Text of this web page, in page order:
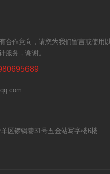
合作意向，请您为我们留言或使用
服务，谢谢。
区锣锅巷31号五金站写字楼6楼